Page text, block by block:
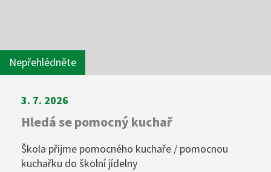
Nepřehlédněte
3. 7. 2026
Hledá se pomocný kuchař
Škola přijme pomocného kuchaře / pomocnou
kuchařku do školní jídelny